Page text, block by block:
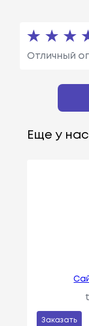
Отличный
Еще у
Заказать